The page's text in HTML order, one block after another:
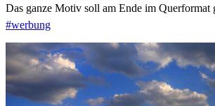
Das ganze Motiv soll am Ende im Querformat
#werbung